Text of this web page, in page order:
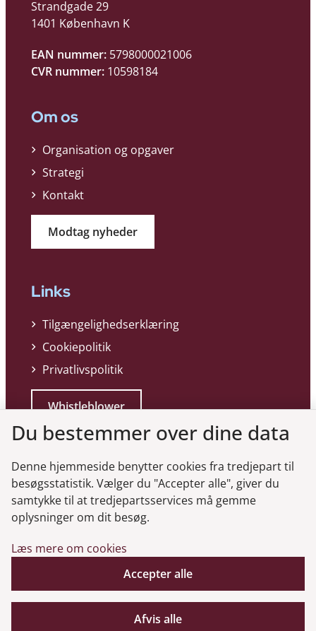
Strandgade 29
1401 København K
EAN nummer: 5798000021006
CVR nummer: 10598184
Om os
Organisation og opgaver
Strategi
Kontakt
Modtag nyheder
Links
Tilgængelighedserklæring
Cookiepolitik
Privatlivspolitik
Whistleblower
Genveje
Gå til virksomhedsregisteret
Gå til selskabsmeddelelser
Du bestemmer over dine data
Denne hjemmeside benytter cookies fra tredjepart til
besøgsstatistik. Vælger du "Accepter alle", giver du
samtykke til at tredjepartsservices må gemme
oplysninger om dit besøg.
Læs mere om cookies
Accepter alle
Afvis alle